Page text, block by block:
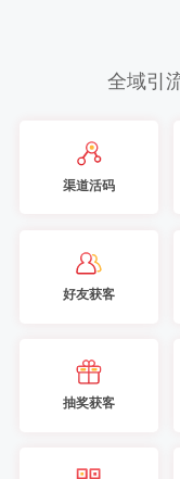
全域引
渠道活码
好友获客
抽奖获客